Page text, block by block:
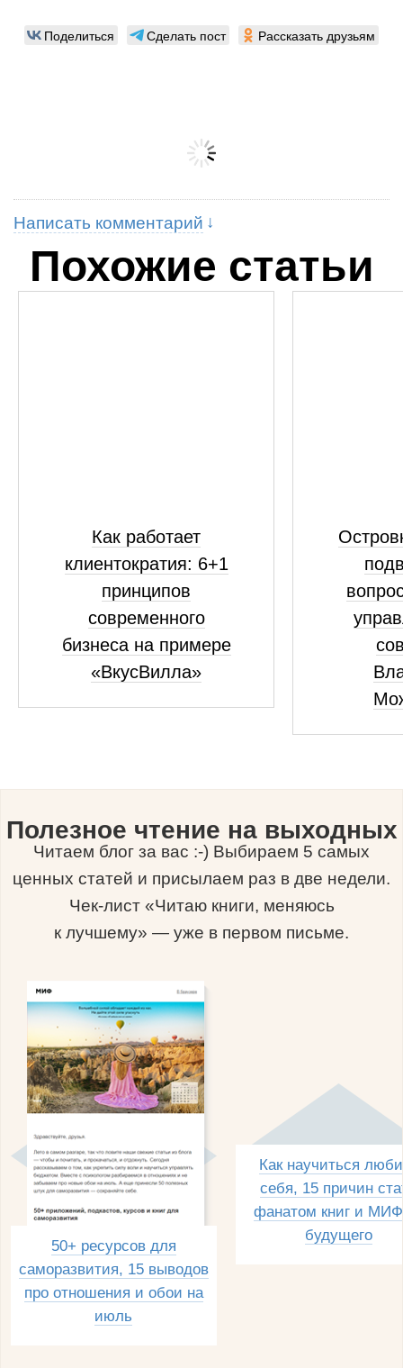
Поделиться Сделать пост Рассказать друзьям
Написать комментарий
Похожие статьи
Как работает
клиентократия: 6+1
принципов
современного
бизнеса на примере
«ВкусВилла»
Полезное чтение на выходных
Читаем блог за вас :-) Выбираем 5 самых
ценных статей и присылаем раз в две недели.
Чек-лист «Читаю книги, меняюсь
к лучшему» — уже в первом письме.
50+ ресурсов для
саморазвития, 15 выводов
про отношения и обои на
июль
Как научиться
себя, 15 причин
фанатом книг и
будущего